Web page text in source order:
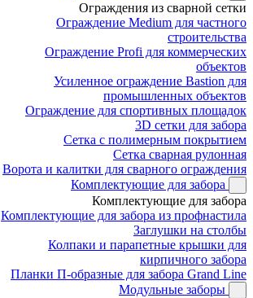
Ограждения из сварной сетки
Ограждение Medium для частного
строительства
Ограждение Profi для коммерческих
объектов
Усиленное ограждение Bastion для
промышленных объектов
Ограждение для спортивных площадок
3D сетки для забора
Сетка с полимерным покрытием
Сетка сварная рулонная
Ворота и калитки для сварного ограждения
Комплектующие для забора
Комплектующие для забора
Комплектующие для забора из профнастила
Заглушки на столбы
Колпаки и парапетные крышки для
кирпичного забора
Планки П-образные для забора Grand Line
Модульные заборы